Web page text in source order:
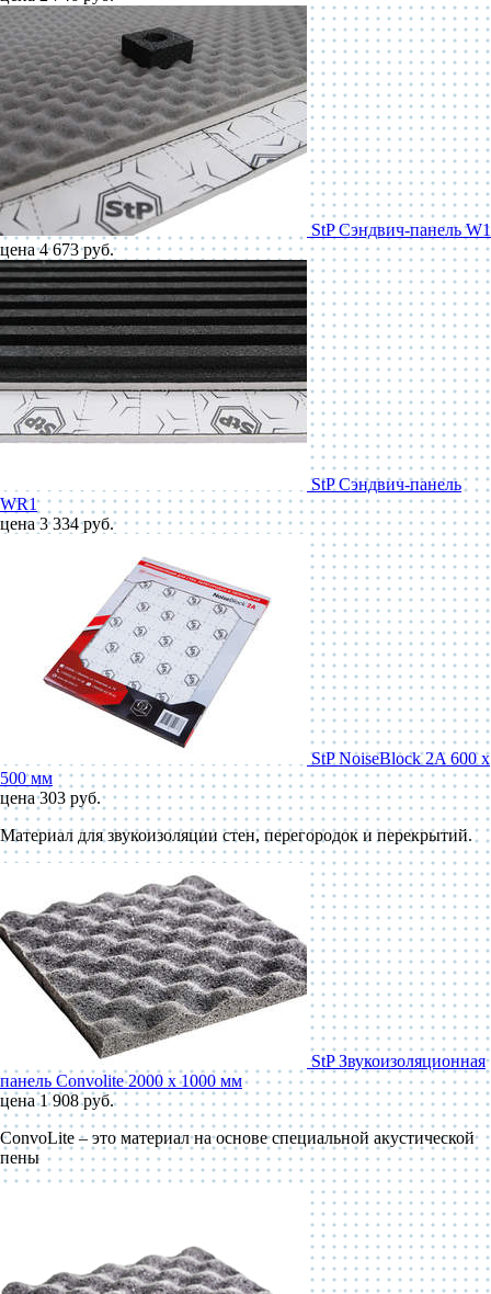
StP Сэндвич-панель W1
цена 4 673 руб.
StP Сэндвич-панель
WR1
цена 3 334 руб.
StP NoiseBlock 2A 600 x
500 мм
цена 303 руб.
Материал для звукоизоляции стен, перегородок и перекрытий.
StP Звукоизоляционная
панель Convolite 2000 x 1000 мм
цена 1 908 руб.
ConvoLite – это материал на основе специальной акустической
пены